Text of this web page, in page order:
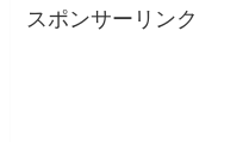
スポンサーリンク